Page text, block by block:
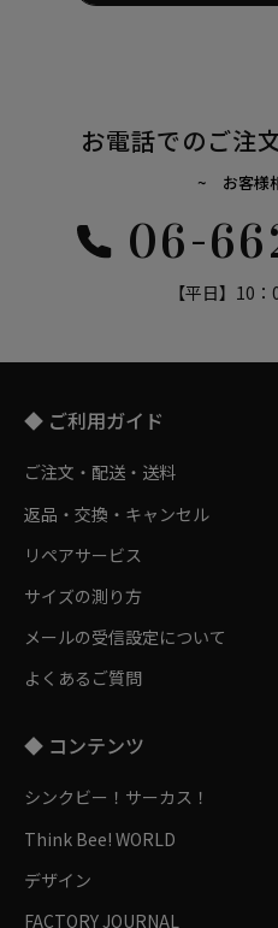
お電話でのご注
~ お客様
06-
【平日】10
◆ ご利用ガイド
ご注文・配送・送料
返品・交換・キャンセル
リペアサービス
サイズの測り方
メールの受信設定について
よくあるご質問
◆ コンテンツ
シンクビー！サーカス！
Think Bee! WORLD
デザイン
FACTORY JOURNAL